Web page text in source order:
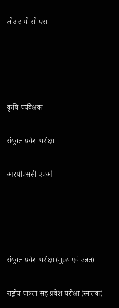
लोअर पी सी एस
कृषि पर्यवेक्षक
संयुक्त प्रवेश परीक्षा
आरपीएससी एएओ
संयुक्त प्रवेश परीक्षा (मुख्य एवं उन्नत)
राष्ट्रीय पात्रता सह प्रवेश परीक्षा (स्नातक)